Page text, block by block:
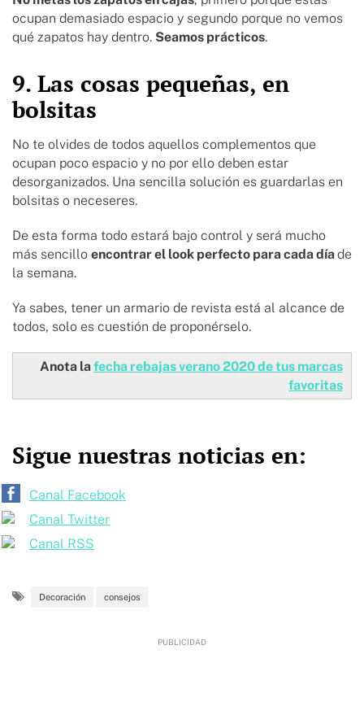
ocupan demasiado espacio y segundo porque no vemos
qué zapatos hay dentro. Seamos prácticos.
9. Las cosas pequeñas, en
bolsitas
No te olvides de todos aquellos complementos que
ocupan poco espacio y no por ello deben estar
desorganizados. Una sencilla solución es guardarlas en
bolsitas o neceseres.
De esta forma todo estará bajo control y será mucho
más sencillo encontrar el look perfecto para cada día de
la semana.
Ya sabes, tener un armario de revista está al alcance de
todos, solo es cuestión de proponérselo.
Anota la fecha rebajas verano 2020 de tus marcas
favoritas
Sigue nuestras noticias en:
Canal Facebook
Canal Twitter
Canal RSS
Decoración consejos